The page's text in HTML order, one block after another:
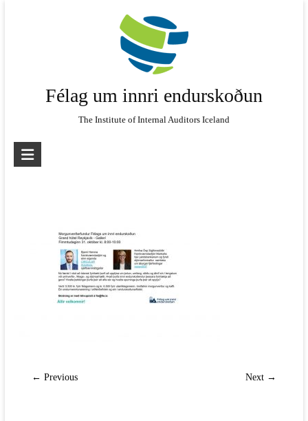
Félag um innri endurskoðun
The Institute of Internal Auditors Iceland
← Previous Next →